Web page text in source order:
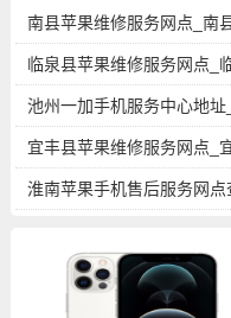
南县苹果维修服务网点_南
中心地址电话
临泉县苹果维修服务网点_
维修中心地址电话
池州一加手机服务中心地
询
宜丰县苹果维修服务网点_
维修中心地址电话
淮南苹果手机售后服务网